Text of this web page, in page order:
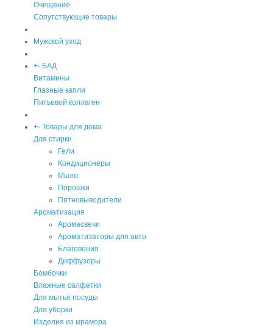
Очищение
Сопутствующие товары
Мужской уход
+- БАД
Витамины
Глазные капли
Питьевой коллаген
+- Товары для дома
Для стирки
Гели
Кондиционеры
Мыло
Порошки
Пятновыводители
Ароматизация
Аромасвечи
Ароматизаторы для авто
Благовония
Диффузоры
Бомбочки
Влажные салфетки
Для мытья посуды
Для уборки
Изделия из мрамора